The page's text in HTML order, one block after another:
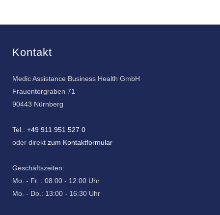
Kontakt
Medic Assistance Business Health GmbH
Frauentorgraben 71
90443 Nürnberg
Tel.: +49 911 951 527 0
oder direkt zum Kontaktformular
Geschäftszeiten:
Mo. - Fr. : 08:00 - 12:00 Uhr
Mo. - Do.: 13:00 - 16:30 Uhr